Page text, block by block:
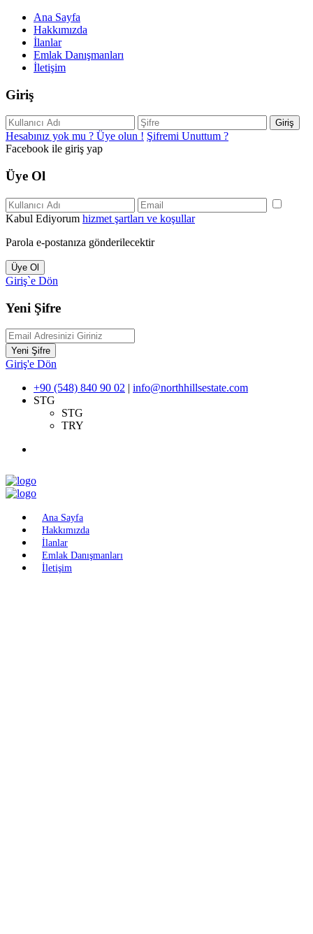
Ana Sayfa
Hakkımızda
İlanlar
Emlak Danışmanları
İletişim
Giriş
Giriş
Hesabınız yok mu ? Üye olun ! Şifremi Unuttum ?
Facebook ile giriş yap
Üye Ol
Kabul Ediyorum hizmet şartları ve koşullar
Parola e-postanıza gönderilecektir
Üye Ol
Giriş`e Dön
Yeni Şifre
Yeni Şifre
Giriş'e Dön
+90 (548) 840 90 02 | info@northhillsestate.com
STG
STG
TRY
Ana Sayfa
Hakkımızda
İlanlar
Emlak Danışmanları
İletişim